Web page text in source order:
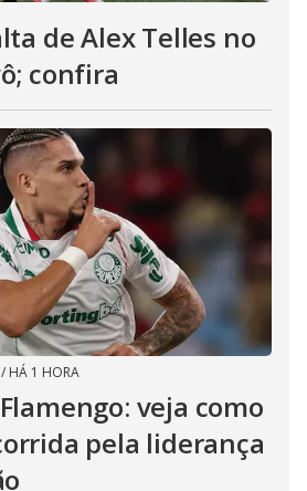
de Alex Telles no
confira
/ HÁ 1 HORA
veja como
pela liderança